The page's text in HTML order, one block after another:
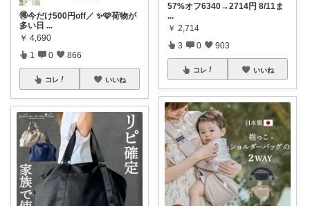
🉐今だけ500円off／ ✨🩷荷物が
多い日 ...
￥ 4,690
1 0 866
コレ いいね
57%オフ6340→2714円 8/11ま
...
￥ 2,714
3 0 903
コレ いいね